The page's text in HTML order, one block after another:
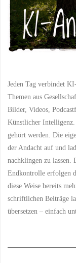
Jeden Tag verbindet
Themen aus
Bilder, Videos,
Künstlicher Intelligenz.
gehört werden. Die
der Andacht auf und
nachklingen zu lassen.
Endkontrolle erfolgen
diese Weise bereits
schriftlichen Beiträge
übersetzen – einfach